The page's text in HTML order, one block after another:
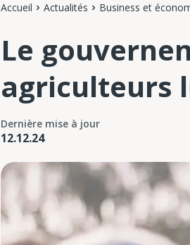
Accueil Actualités Business et
Le
agriculteurs
Dernière mise à jour
12.12.24